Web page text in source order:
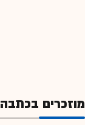
מוזכרים בכתבה